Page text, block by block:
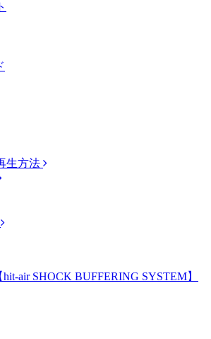
生方法
air SHOCK BUFFERING SYSTEM】